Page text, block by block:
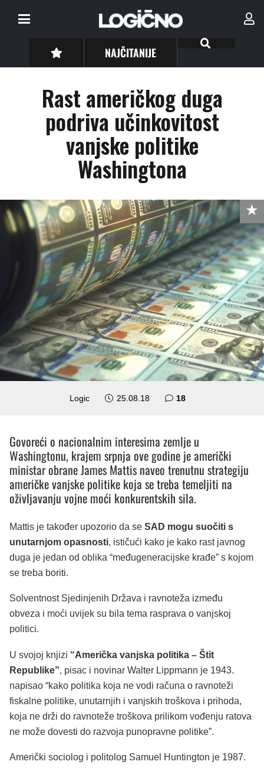
NAJČITANIJE
Rast američkog duga
podriva učinkovitost
vanjske politike
Washingtona
Logic 25.08.18 18komentara
Govoreći o nacionalnim interesima zemlje u
Washingtonu, krajem srpnja ove godine je američki
ministar obrane James Mattis naveo trenutnu strategiju
američke vanjske politike koja se treba temeljiti na
oživljavanju vojne moći konkurentskih sila.
Mattis je također upozorio da se SAD mogu suočiti s
unutarnjom opasnosti, ističući kako je kako rast javnog
duga je jedan od oblika “međugeneracijske krađe” s kojom
se treba boriti.
Solventnost Sjedinjenih Država i ravnoteža između
obveza i moći uvijek su bila tema rasprava o vanjskoj
politici.
U svojoj knjizi “Američka vanjska politika – Štit
Republike”, pisac i novinar Walter Lippmann je 1943.
napisao “kako politika koja ne vodi računa o ravnoteži
fiskalne politike, unutarnjih i vanjskih troškova i prihoda,
koja ne drži do ravnoteže troškova prilikom vođenju ratova
ne može dovesti do razvoja punopravne politike”.
Američki sociolog i politolog Samuel Huntington je 1987.